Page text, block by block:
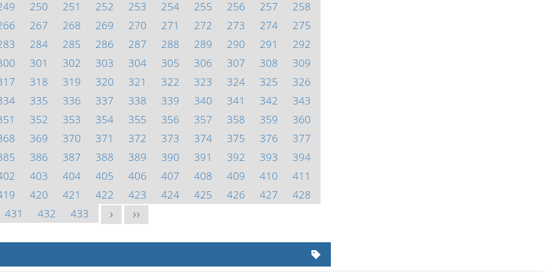
250 251 252 253 254 255 256 257
258
267 268 269 270 271 272 273 274
275
284 285 286 287 288 289 290 291
292
301 302 303 304 305 306 307 308
309
318 319 320 321 322 323 324 325
326
335 336 337 338 339 340 341 342
343
352 353 354 355 356 357 358 359
360
369 370 371 372 373 374 375 376
377
386 387 388 389 390 391 392 393
394
403 404 405 406 407 408 409 410
411
420 421 422 423 424 425 426 427
428
431
432 433 > >>